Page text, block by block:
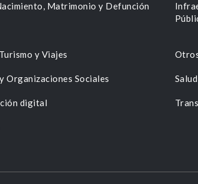
Matrimonio y Defunción
y Viajes
Organizaciones Sociales Salud
digital